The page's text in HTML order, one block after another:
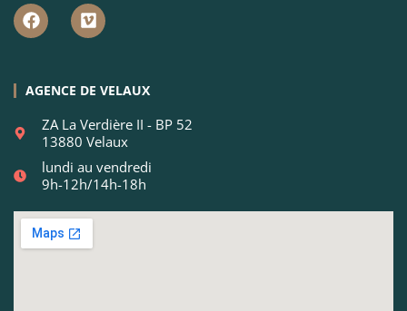
AGENCE DE VELAUX
ZA La Verdière II - BP 52
13880 Velaux
lundi au vendredi
9h-12h/14h-18h